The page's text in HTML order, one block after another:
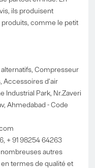
ils produisent
comme le petit
Compresseur
Accessoires d'air
Industrial Park, Nr.Zaveri
Ahmedabad - Code
+ 91 98254 64263
autres
termes de qualité et